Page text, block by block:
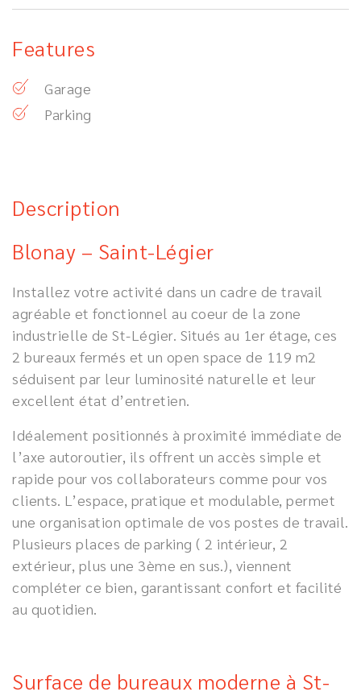
Features
Garage
Parking
Description
Blonay – Saint-Légier
Installez votre activité dans un cadre de travail
agréable et fonctionnel au coeur de la zone
industrielle de St-Légier. Situés au 1er étage, ces
2 bureaux fermés et un open space de 119 m2
séduisent par leur luminosité naturelle et leur
excellent état d’entretien.
Idéalement positionnés à proximité immédiate de
l’axe autoroutier, ils offrent un accès simple et
rapide pour vos collaborateurs comme pour vos
clients. L’espace, pratique et modulable, permet
une organisation optimale de vos postes de travail.
Plusieurs places de parking ( 2 intérieur, 2
extérieur, plus une 3ème en sus.), viennent
compléter ce bien, garantissant confort et facilité
au quotidien.
Surface de bureaux moderne à St-